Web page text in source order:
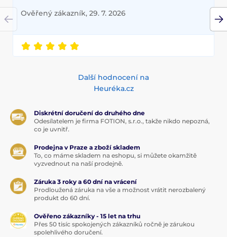
Ověřený zákazník, 29. 7. 2026
Další hodnocení na
Heuréka.cz
Diskrétní doručení do druhého dne
Odesílatelem je firma FOTION, s.r.o., takže nikdo nepozná,
co je uvnitř.
Prodejna v Praze a zboží skladem
To, co máme skladem na eshopu, si můžete okamžitě
vyzvednout na naší prodejně.
Záruka 3 roky a 60 dní na vrácení
Prodloužená záruka na vše a možnost vrátit nerozbalený
produkt do 60 dní.
Ověřeno zákazníky - 15 let na trhu
Přes 50 tisíc spokojených zákazníků ročně je zárukou
spolehlivého doručení.